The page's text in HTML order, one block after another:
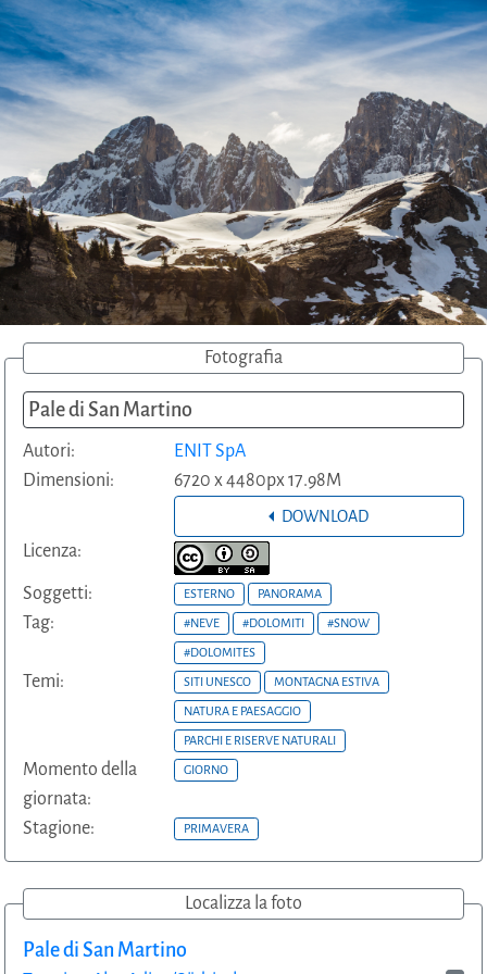
Fotografia
Pale di San Martino
Autori:
ENIT SpA
Dimensioni:
6720 x 4480px 17.98M
DOWNLOAD
Licenza:
Soggetti: ESTERNO PANORAMA
Tag: #NEVE #DOLOMITI #SNOW
#DOLOMITES
Temi: SITI UNESCO MONTAGNA ESTIVA
NATURA E PAESAGGIO
PARCHI E RISERVE NATURALI
Momento della
giornata:
GIORNO
Stagione: PRIMAVERA
Localizza la foto
Pale di San Martino